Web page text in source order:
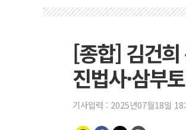
[종합] 김건
진법사·삼부
기사입력 : 2025년07월18일